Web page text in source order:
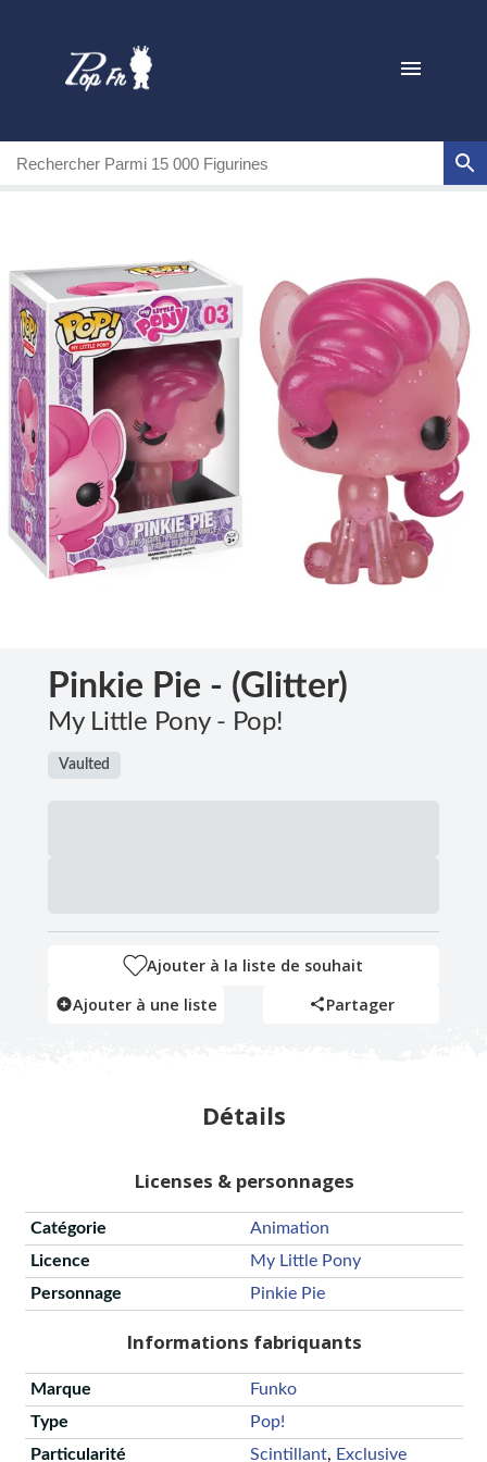
Pinkie Pie - (Glitter)
My Little Pony - Pop!
Vaulted
Ajouter à la liste de souhait
Ajouter à une liste
Partager
Détails
Licenses & personnages
Catégorie
Animation
Licence
My Little Pony
Personnage
Pinkie Pie
Informations fabriquants
Marque
Funko
Type
Pop!
Particularité
Scintillant, Exclusive